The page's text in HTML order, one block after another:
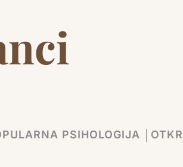
PSIHOLOGIJA